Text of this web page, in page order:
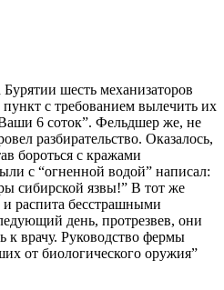
шесть механизаторов
с требованием вылечить их
6 соток”. Фельдшер же, не
разбирательство. Оказалось,
бороться с кражами
с “огненной водой” написал:
сибирской язвы!” В тот же
и распита бесстрашными
день, протрезвев, они
к врачу. Руководство фермы
от биологического оружия”